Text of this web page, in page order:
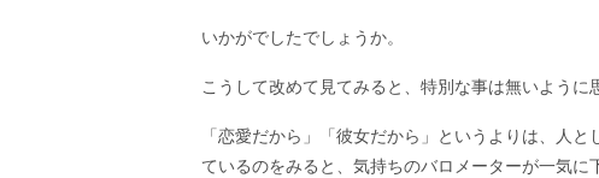
いかがでしたでしょうか。
こうして改めて見てみると、特別な事は無いように
「恋愛だから」「彼女だから」というよりは、人
ているのをみると、気持ちのバロメーターが一気